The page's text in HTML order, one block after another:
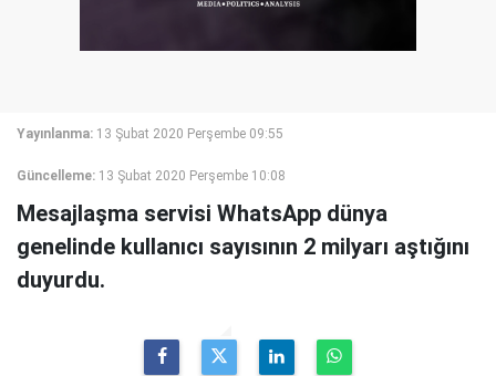
Yayınlanma: 13 Şubat 2020 Perşembe 09:55
Güncelleme: 13 Şubat 2020 Perşembe 10:08
Mesajlaşma servisi WhatsApp dünya
genelinde kullanıcı sayısının 2 milyarı aştığını
duyurdu.